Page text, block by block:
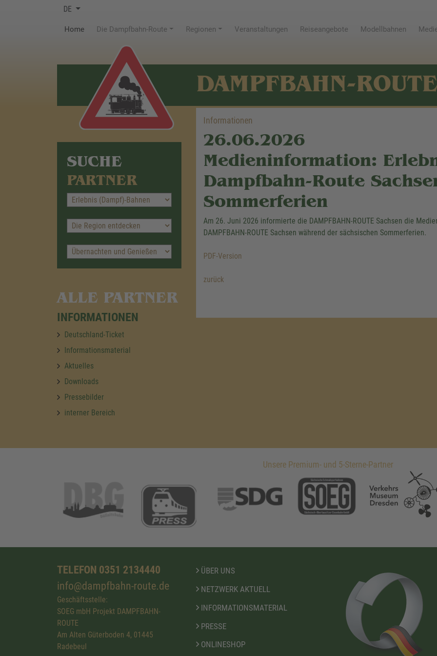
DE
Home(current)Die Dampfbahn-Route Regionen Veranstaltungen Reiseangebote Modellbahnen
DAMPFBAHN-ROUTE
SUCHE
PARTNER
ALLE PARTNER
INFORMATIONEN
Deutschland-Ticket
Informationsmaterial
Aktuelles
Downloads
Pressebilder
interner Bereich
Informationen
26.06.2026
Medieninformation:
Dampfbahn-Route
Sommerferien
Am 26. Juni 2026 informierte die DAMPFBAHN-ROUTE Sachsen die
DAMPFBAHN-ROUTE Sachsen während der sächsischen Sommerferien.
PDF-Version
zurück
Unsere Premium- und 5-Sterne-Partner
TELEFON 0351 2134440
info@dampfbahn-route.de
Geschäftsstelle:
SOEG mbH Projekt DAMPFBAHN-
ROUTE
Am Alten Güterboden 4, 01445
Radebeul
ÜBER UNS
NETZWERK AKTUELL
INFORMATIONSMATERIAL
PRESSE
ONLINESHOP